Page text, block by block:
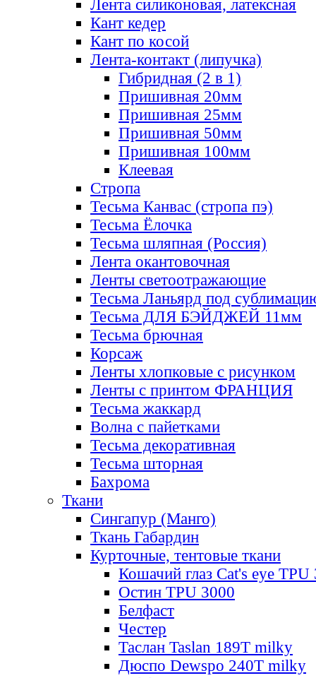
Лента силиконовая, латексная
Кант кедер
Кант по косой
Лента-контакт (липучка)
Гибридная (2 в 1)
Пришивная 20мм
Пришивная 25мм
Пришивная 50мм
Пришивная 100мм
Клеевая
Стропа
Тесьма Канвас (стропа пэ)
Тесьма Ёлочка
Тесьма шляпная (Россия)
Лента окантовочная
Ленты светоотражающие
Тесьма Ланьярд под
Тесьма ДЛЯ БЭЙДЖЕЙ 11мм
Тесьма брючная
Корсаж
Ленты хлопковые с рисунком
Ленты с принтом ФРАНЦИЯ
Тесьма жаккард
Волна с пайетками
Тесьма декоративная
Тесьма шторная
Бахрома
Ткани
Сингапур (Манго)
Ткань Габардин
Курточные, тентовые ткани
Кошачий глаз Cat's eye TPU
Остин TPU 3000
Белфаст
Честер
Таслан Taslan 189T milky
Дюспо Dewspo 240T milky